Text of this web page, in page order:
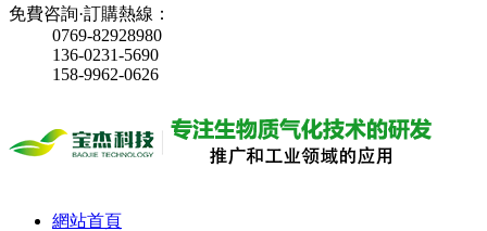
免費咨詢·訂購熱線：
0769-82928980
136-0231-5690
158-9962-0626
網站首頁